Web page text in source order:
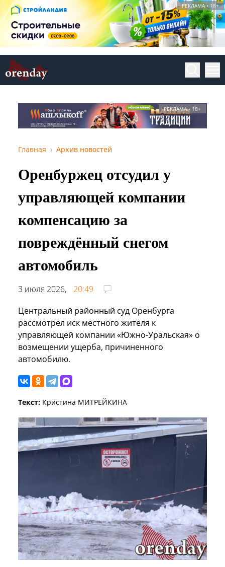
РЕКЛАМА • 18+
РЕКЛАМА • 18+
Главная Архив новостей
Оренбуржец отсудил у
управляющей компании
компенсацию за
повреждённый снегом
автомобиль
3 июля 2026,
20:49
Центральный районный суд Оренбурга
рассмотрел иск местного жителя к
управляющей компании «Южно-Уральская» о
возмещении ущерба, причиненного
автомобилю.
Текст: Кристина МИТРЕЙКИНА